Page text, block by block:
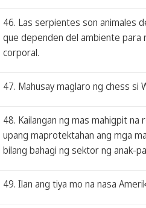
46. Las serpientes son animales
que dependen del ambiente
corporal.
47. Mahusay maglaro ng chess si
48. Kailangan ng mas mahigpit na
upang maprotektahan ang mga
bilang bahagi ng sektor ng anak-
49. Ilan ang tiya mo na nasa